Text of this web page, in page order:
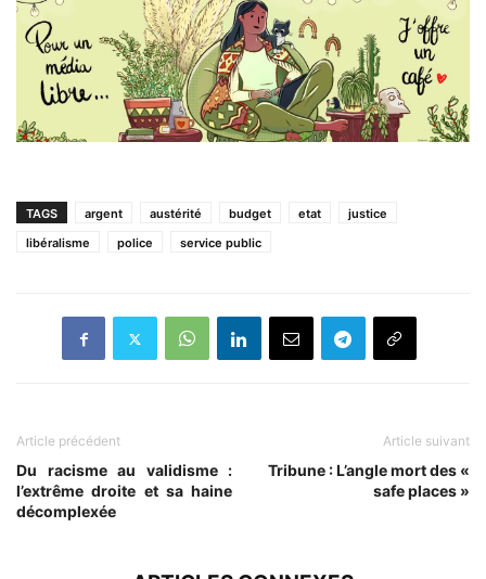
TAGS argent austérité budget etat
justice
libéralisme
police service public
Article précédent
Du racisme au validisme :
l’extrême droite et sa haine
décomplexée
Article suivant
Tribune : L’angle mort des «
safe places »